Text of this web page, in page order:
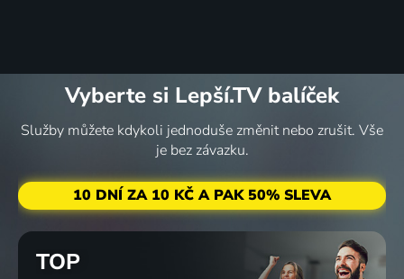
Vyberte si Lepší.TV balíček
Služby můžete kdykoli jednoduše změnit nebo zrušit. Vše
je bez závazku.
10 DNÍ ZA 10 KČ A PAK 50% SLEVA
TOP